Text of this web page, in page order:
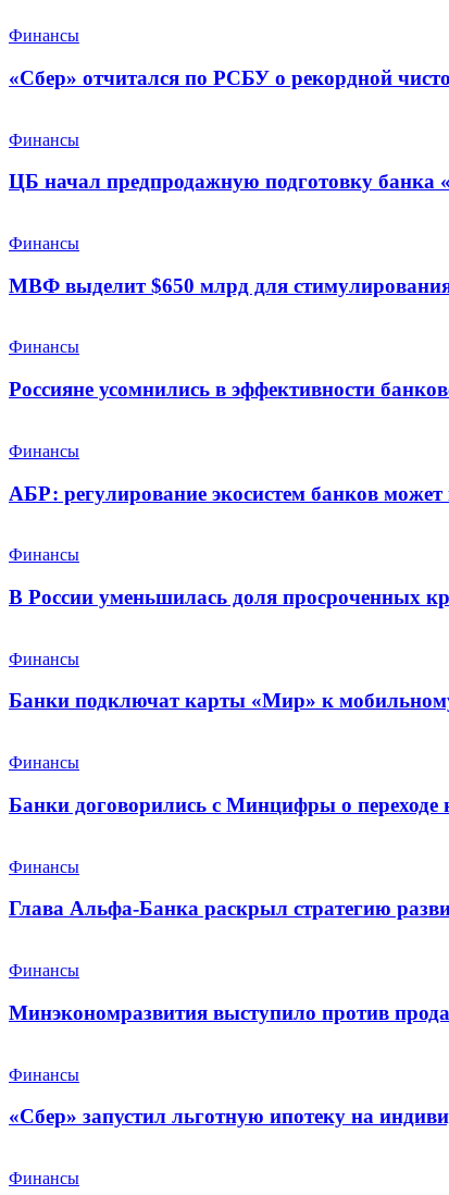
Финансы
«Сбер» отчитался по РСБУ о рекордной
Финансы
ЦБ начал предпродажную подготовку банка
Финансы
МВФ выделит $650 млрд для
Финансы
Россияне усомнились в эффективности
Финансы
АБР: регулирование экосистем банков
Финансы
В России уменьшилась доля просроченных
Финансы
Банки подключат карты «Мир» к
Финансы
Банки договорились с Минцифры о переходе
Финансы
Глава Альфа-Банка раскрыл стратегию
Финансы
Минэкономразвития выступило против
Финансы
«Сбер» запустил льготную ипотеку на
Финансы